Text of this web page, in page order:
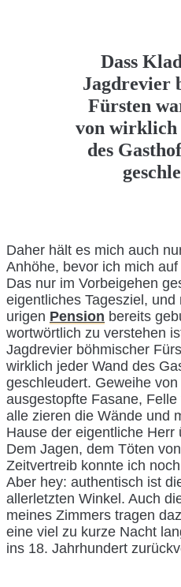
Dass
Jagdrevier
Fürsten
von wirklich
des
Daher hält es mich auch
Anhöhe, bevor ich mich
Das nur im Vorbeigehen
eigentliches Tagesziel,
urigen Pension bereits
wortwörtlich zu verstehen
Jagdrevier böhmischer
wirklich jeder Wand des
geschleudert. Geweihe
ausgestopfte Fasane,
alle zieren die Wände und
Hause der eigentliche Herr
Dem Jagen, dem Töten
Zeitvertreib konnte ich
Aber hey: authentisch ist
allerletzten Winkel. Auch
meines Zimmers tragen
eine viel zu kurze Nacht
ins 18. Jahrhundert